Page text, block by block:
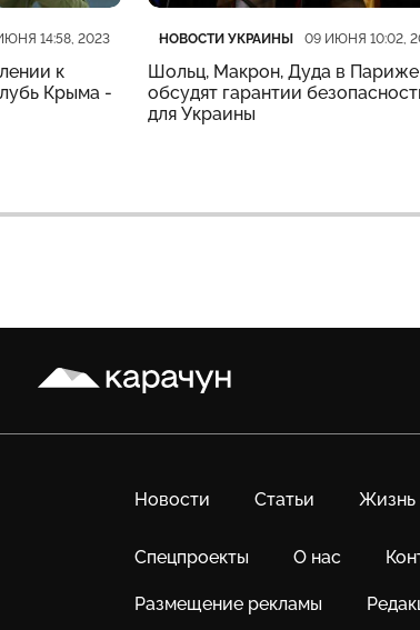
14:58, 2023
к
Крыма -
Категория
НОВОСТИ УКРАИНЫ
Дата публикации 09 ИЮНЯ 10:02,
Шольц, Макрон, Дуда в Париже
обсудят гарантии
для Украины
Карачун
Новости Статьи Жизнь
Спецпроекты О нас
Размещение рекламы